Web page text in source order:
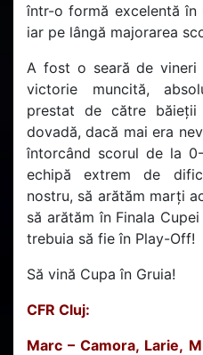
într-o formă excelentă în
iar pe lângă majorarea
A fost o seară de
victorie muncită,
prestat de către
dovadă, dacă mai era
întorcând scorul de la
echipă extrem de
nostru, să arătăm marți
să arătăm în Finala
trebuia să fie în Play-Off!
Să vină Cupa în Gruia!
CFR Cluj:
Marc – Camora, Larie,